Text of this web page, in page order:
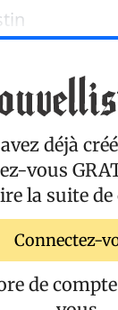
déjà
vous
la suite de
Connectez-
de